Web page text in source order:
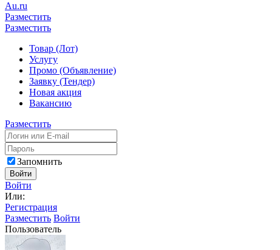
Au.ru
Разместить
Разместить
Товар (Лот)
Услугу
Промо (Объявление)
Заявку (Тендер)
Новая акция
Вакансию
Разместить
Запомнить
Войти
Войти
Или:
Регистрация
Разместить Войти
Пользователь